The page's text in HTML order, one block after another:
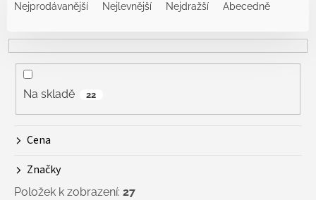
e
n
Nejprodávanější Nejlevnější Nejdražší Abecedně
Na skladě 22
Cena
Značky
Položek k zobrazení: 27